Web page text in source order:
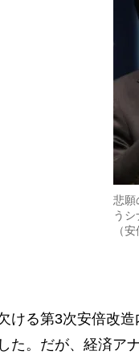
悲願
う
（
ける第3次安倍改造
た。だが、経済ア